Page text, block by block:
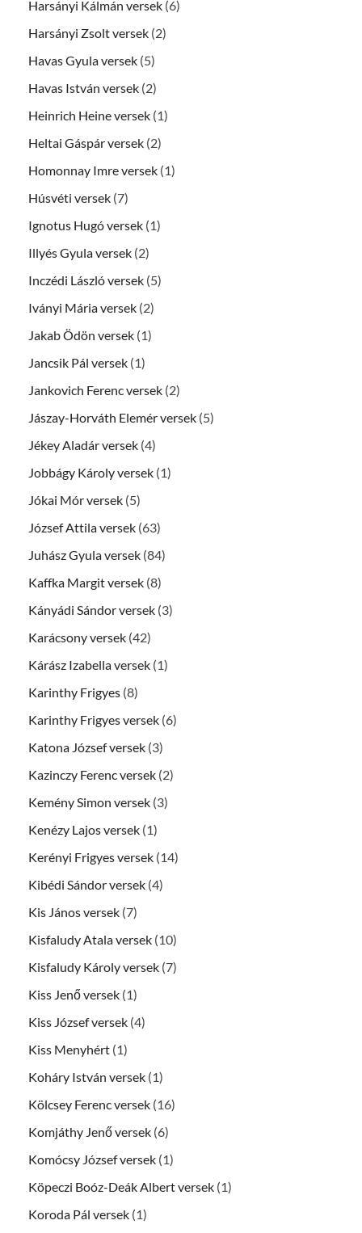
Harsányi Kálmán versek (6)
Harsányi Zsolt versek (2)
Havas Gyula versek (5)
Havas István versek (2)
Heinrich Heine versek (1)
Heltai Gáspár versek (2)
Homonnay Imre versek (1)
Húsvéti versek (7)
Ignotus Hugó versek (1)
Illyés Gyula versek (2)
Inczédi László versek (5)
Iványi Mária versek (2)
Jakab Ödön versek (1)
Jancsik Pál versek (1)
Jankovich Ferenc versek (2)
Jászay-Horváth Elemér versek (5)
Jékey Aladár versek (4)
Jobbágy Károly versek (1)
Jókai Mór versek (5)
József Attila versek (63)
Juhász Gyula versek (84)
Kaffka Margit versek (8)
Kányádi Sándor versek (3)
Karácsony versek (42)
Kárász Izabella versek (1)
Karinthy Frigyes (8)
Karinthy Frigyes versek (6)
Katona József versek (3)
Kazinczy Ferenc versek (2)
Kemény Simon versek (3)
Kenézy Lajos versek (1)
Kerényi Frigyes versek (14)
Kibédi Sándor versek (4)
Kis János versek (7)
Kisfaludy Atala versek (10)
Kisfaludy Károly versek (7)
Kiss Jenő versek (1)
Kiss József versek (4)
Kiss Menyhért (1)
Koháry István versek (1)
Kölcsey Ferenc versek (16)
Komjáthy Jenő versek (6)
Komócsy József versek (1)
Köpeczi Boóz-Deák Albert versek (1)
Koroda Pál versek (1)